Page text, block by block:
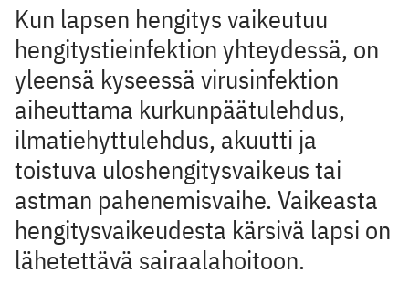
Kun lapsen hengitys vaikeutuu
hengitystieinfektion yhteydessä, on
yleensä kyseessä virusinfektion
aiheuttama kurkunpäätulehdus,
ilmatiehyttulehdus, akuutti ja
toistuva uloshengitysvaikeus tai
astman pahenemisvaihe. Vaikeasta
hengitysvaikeudesta kärsivä lapsi on
lähetettävä sairaalahoitoon.